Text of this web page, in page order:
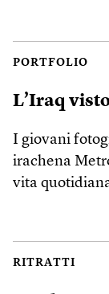
PORTFOLIO
L’Iraq
I giovani
irachena
vita
RITRATTI